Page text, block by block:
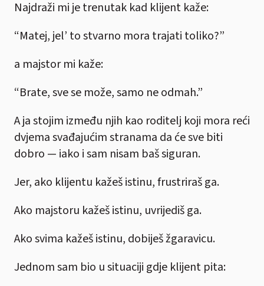
Najdraži mi je trenutak kad klijent kaže:
“Matej, jel’ to stvarno mora trajati toliko?”
a majstor mi kaže:
“Brate, sve se može, samo ne odmah.”
A ja stojim između njih kao roditelj koji mora reći
dvjema svađajućim stranama da će sve biti
dobro — iako i sam nisam baš siguran.
Jer, ako klijentu kažeš istinu, frustriraš ga.
Ako majstoru kažeš istinu, uvrijediš ga.
Ako svima kažeš istinu, dobiješ žgaravicu.
Jednom sam bio u situaciji gdje klijent pita: